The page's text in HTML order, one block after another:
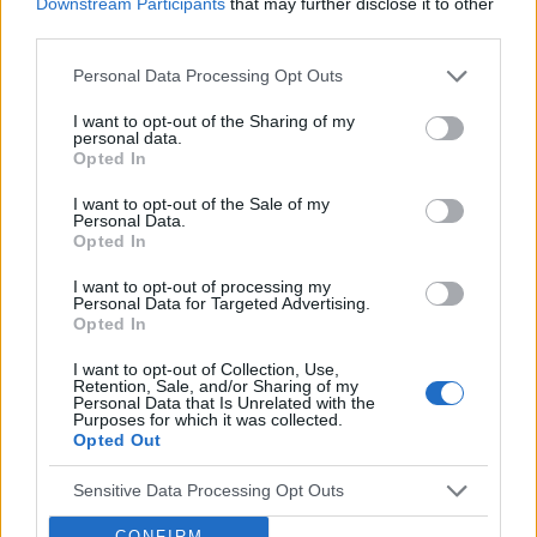
Personal Data Processing Opt Outs
I want to opt-out of the Sharing of my
personal data.
Opted In
I want to opt-out of the Sale of my
Personal Data.
Opted In
I want to opt-out of processing my
Personal Data for Targeted Advertising.
Opted In
I want to opt-out of Collection, Use,
Retention, Sale, and/or Sharing of my
Personal Data that Is Unrelated with the
Purposes for which it was collected.
Opted Out
Sensitive Data Processing Opt Outs
Pieczenie języka: przyczyną może być gorący
Reklama: